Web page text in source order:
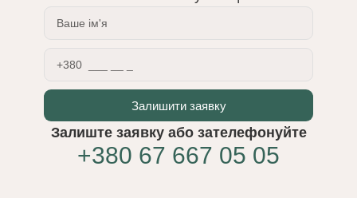
Залишити заявку
Залиште заявку або зателефонуйте
+380 67 667 05 05